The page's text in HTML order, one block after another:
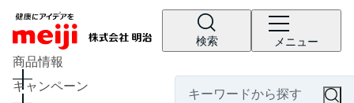
検索 メニュー
商品情報
キャンペーン